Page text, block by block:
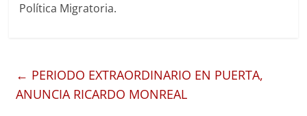
Política Migratoria.
← PERIODO EXTRAORDINARIO EN PUERTA,
ANUNCIA RICARDO MONREAL